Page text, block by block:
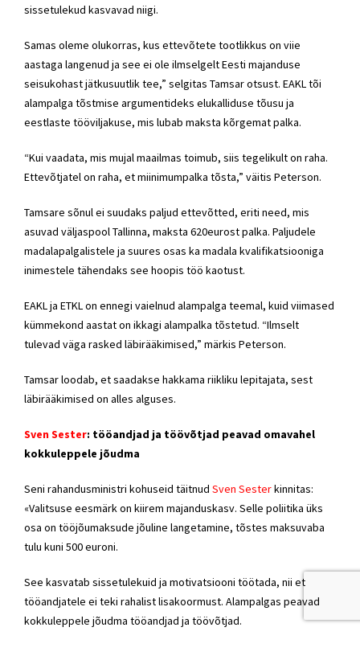
sissetulekud kasvavad niigi.
Samas oleme olukorras, kus ettevõtete tootlikkus on viie
aastaga langenud ja see ei ole ilmselgelt Eesti majanduse
seisukohast jätkusuutlik tee,” selgitas Tamsar otsust. EAKL tõi
alampalga tõstmise argumentideks elukalliduse tõusu ja
eestlaste tööviljakuse, mis lubab maksta kõrgemat palka.
“Kui vaadata, mis mujal maailmas toimub, siis tegelikult on raha.
Ettevõtjatel on raha, et miinimumpalka tõsta,” väitis Peterson.
Tamsare sõnul ei suudaks paljud ettevõtted, eriti need, mis
asuvad väljaspool Tallinna, maksta 620eurost palka. Paljudele
madalapalgalistele ja suures osas ka madala kvalifikatsiooniga
inimestele tähendaks see hoopis töö kaotust.
EAKL ja ETKL on ennegi vaielnud alampalga teemal, kuid viimased
kümmekond aastat on ikkagi alampalka tõstetud. “Ilmselt
tulevad väga rasked läbirääkimised,” märkis Peterson.
Tamsar loodab, et saadakse hakkama riikliku lepitajata, sest
läbirääkimised on alles alguses.
Sven Sester: tööandjad ja töövõtjad peavad omavahel
kokkuleppele jõudma
Seni rahandusministri kohuseid täitnud Sven Sesterkinnitas:
«Valitsuse eesmärk on kiirem majanduskasv. Selle poliitika üks
osa on tööjõumaksude jõuline langetamine, tõstes maksuvaba
tulu kuni 500 euroni.
See kasvatab sissetulekuid ja motivatsiooni töötada, nii et
tööandjatele ei teki rahalist lisakoormust. Alampalgas peavad
kokkuleppele jõudma tööandjad ja töövõtjad.